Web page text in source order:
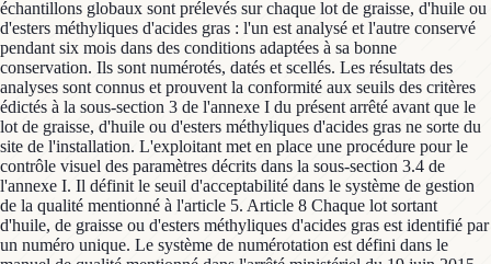
échantillons globaux sont prélevés sur chaque lot de graisse, d'huile ou
d'esters méthyliques d'acides gras : l'un est analysé et l'autre conservé
pendant six mois dans des conditions adaptées à sa bonne
conservation. Ils sont numérotés, datés et scellés. Les résultats des
analyses sont connus et prouvent la conformité aux seuils des critères
édictés à la sous-section 3 de l'annexe I du présent arrêté avant que le
lot de graisse, d'huile ou d'esters méthyliques d'acides gras ne sorte du
site de l'installation. L'exploitant met en place une procédure pour le
contrôle visuel des paramètres décrits dans la sous-section 3.4 de
l'annexe I. Il définit le seuil d'acceptabilité dans le système de gestion
de la qualité mentionné à l'article 5. Article 8 Chaque lot sortant
d'huile, de graisse ou d'esters méthyliques d'acides gras est identifié par
un numéro unique. Le système de numérotation est défini dans le